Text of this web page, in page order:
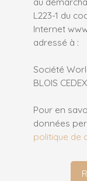
L223-1 du
Internet
adressé à :
Société
BLOIS
Pour en
données
politique de